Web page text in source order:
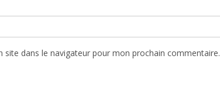
dans le navigateur pour mon prochain commentaire.